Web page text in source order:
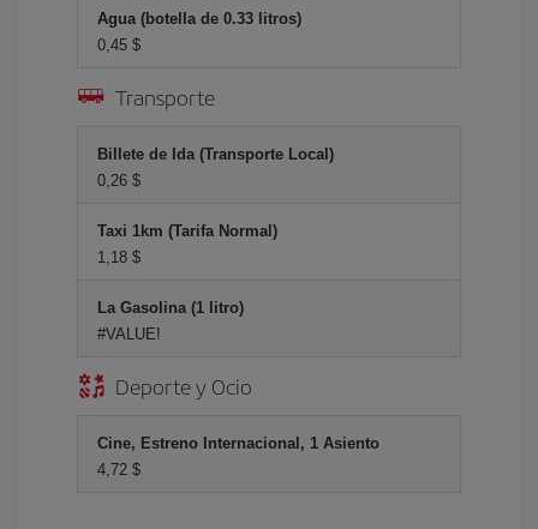
Agua (botella de 0.33 litros)
0,45 $
Transporte
Billete de Ida (Transporte Local)
0,26 $
Taxi 1km (Tarifa Normal)
1,18 $
La Gasolina (1 litro)
#VALUE!
Deporte y Ocio
Cine, Estreno Internacional, 1 Asiento
4,72 $